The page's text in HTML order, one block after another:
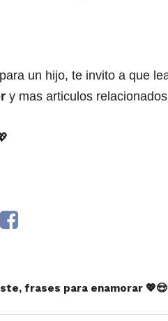
un hijo, te invito a que
y mas articulos
frases para enamorar